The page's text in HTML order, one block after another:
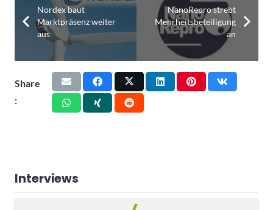
Nordex baut
Marktpräsenz weiter
aus
NanoRepro strebt
Mehrheitsbeteiligung
an
Share
:
Interviews